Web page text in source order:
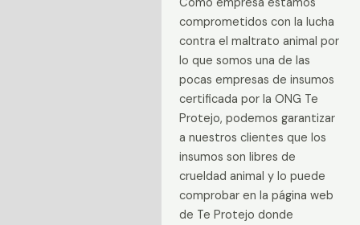
comprometidos con la lucha
contra el maltrato animal por
lo que somos una de las
pocas empresas de insumos
certificada por la ONG Te
Protejo, podemos garantizar
a nuestros clientes que los
insumos son libres de
crueldad animal y lo puede
comprobar en la página web
de Te Protejo donde